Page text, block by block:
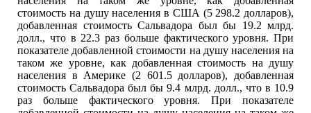
стоимость на душу населения в США (5 298.2 долларов),
добавленная стоимость Сальвадора был бы 19.2 млрд.
долл., что в 22.3 раз больше фактического уровня. При
показателе добавленной стоимости на душу населения на
таком же уровне, как добавленная стоимость на душу
населения в Америке (2 601.5 долларов), добавленная
стоимость Сальвадора был бы 9.4 млрд. долл., что в 10.9
раз больше фактического уровня. При показателе